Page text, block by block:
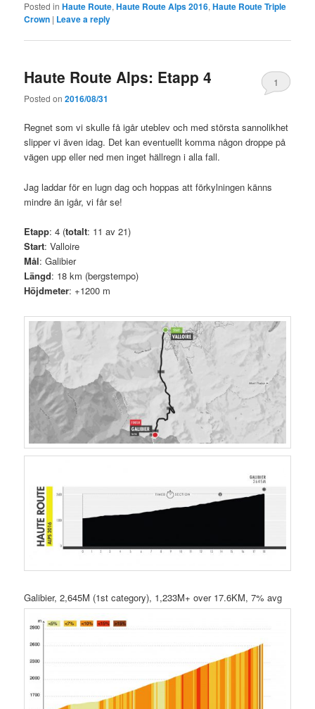
Posted in Haute Route,Haute Route Alps 2016,Haute Route Triple
Crown | Leave a reply
Haute Route Alps: Etapp 4
Posted on2016/08/31
1
Regnet som vi skulle få igår uteblev och med största sannolikhet
slipper vi även idag. Det kan eventuellt komma någon droppe på
vägen upp eller ned men inget hällregn i alla fall.
Jag laddar för en lugn dag och hoppas att förkylningen känns
mindre än igår, vi får se!
Etapp: 4 (totalt: 11 av 21)
Start: Valloire
Mål: Galibier
Längd: 18 km (bergstempo)
Höjdmeter: +1200 m
Galibier, 2,645M (1st category), 1,233M+ over 17.6KM, 7% avg